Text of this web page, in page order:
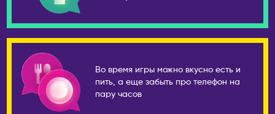
Симферополь
Сосновоборск
Сочи
Ставрополь
Старый Оскол
Стерлитамак
Дубай
Лиссабон
Во время игры можно вкусно есть и
пить, а еще забыть про телефон на
пару часов